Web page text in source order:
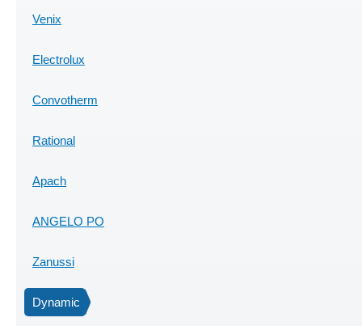
Venix
Electrolux
Convotherm
Rational
Apach
ANGELO PO
Zanussi
Dynamic